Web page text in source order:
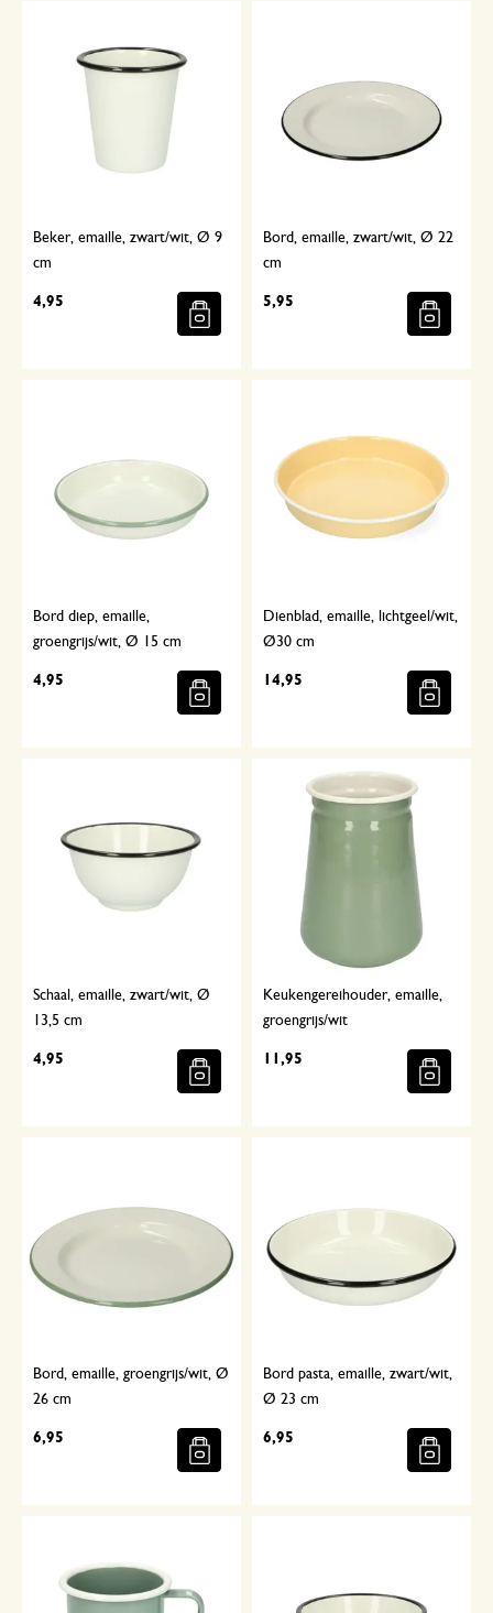
Beker, emaille, zwart/wit, Ø 9
cm
4,95
Bord, emaille, zwart/wit, Ø 22
cm
5,95
Bord diep, emaille,
groengrijs/wit, Ø 15 cm
4,95
Dienblad, emaille, lichtgeel/wit,
Ø30 cm
14,95
Schaal, emaille, zwart/wit, Ø
13,5 cm
4,95
Keukengereihouder, emaille,
groengrijs/wit
11,95
Bord, emaille, groengrijs/wit, Ø
26 cm
6,95
Bord pasta, emaille, zwart/wit,
Ø 23 cm
6,95